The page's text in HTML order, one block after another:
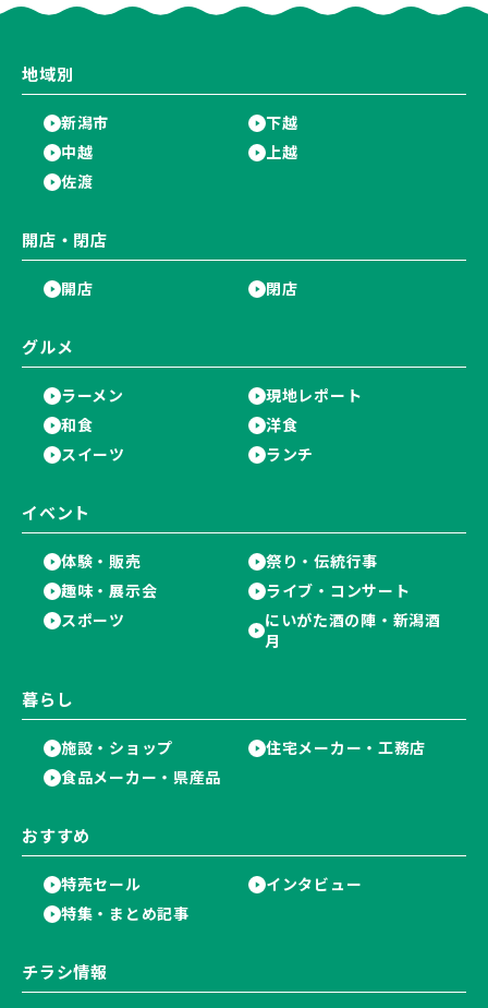
地域別
新潟市
下越
中越
上越
佐渡
開店・閉店
開店 閉店
グルメ
ラーメン
現地レポート
和食
洋食
スイーツ
ランチ
イベント
体験・販売
祭り・伝統行事
趣味・展示会
ライブ・コンサート
スポーツ
にいがた酒の陣・新潟酒
月
暮らし
施設・ショップ
住宅メーカー・工務店
食品メーカー・県産品
おすすめ
特売セール
インタビュー
特集・まとめ記事
チラシ情報